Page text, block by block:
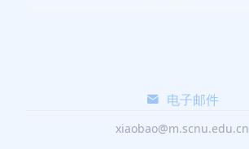
电子邮件
xiaobao@m.scnu.edu.cn